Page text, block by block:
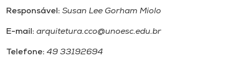
Responsável: Susan Lee Gorham Miolo
E-mail: arquitetura.cco@unoesc.edu.br
Telefone: 49 33192694